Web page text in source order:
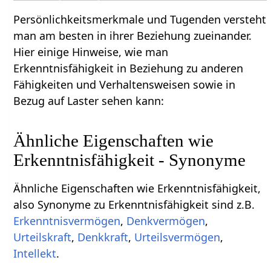
Persönlichkeitsmerkmale und Tugenden versteht
man am besten in ihrer Beziehung zueinander.
Hier einige Hinweise, wie man
Erkenntnisfähigkeit in Beziehung zu anderen
Fähigkeiten und Verhaltensweisen sowie in
Bezug auf Laster sehen kann:
Ähnliche Eigenschaften wie
Erkenntnisfähigkeit - Synonyme
Ähnliche Eigenschaften wie Erkenntnisfähigkeit,
also Synonyme zu Erkenntnisfähigkeit sind z.B.
Erkenntnisvermögen, Denkvermögen,
Urteilskraft, Denkkraft, Urteilsvermögen,
Intellekt.